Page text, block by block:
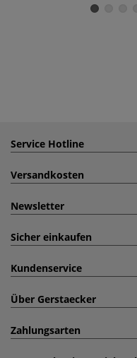
Service Hotline
Versandkosten
Newsletter
Sicher einkaufen
Kundenservice
Über Gerstaecker
Zahlungsarten